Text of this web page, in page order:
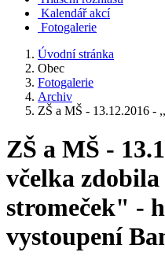
Kalendář akcí
Fotogalerie
Úvodní stránka
Obec
Fotogalerie
Archiv
ZŠ a MŠ - 13.12.2016 -
ZŠ a MŠ -
včelka
stromeček" -
vystoupení